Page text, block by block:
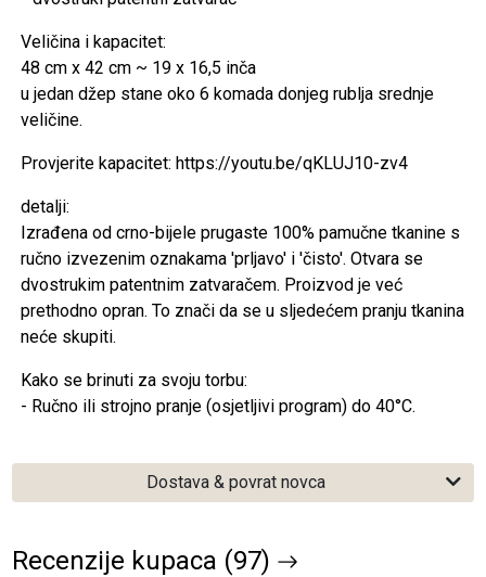
Veličina i kapacitet:
48 cm x 42 cm ~ 19 x 16,5 inča
u jedan džep stane oko 6 komada donjeg rublja srednje
veličine.
Provjerite kapacitet: https://youtu.be/qKLUJ10-zv4
detalji:
Izrađena od crno-bijele prugaste 100% pamučne tkanine s
ručno izvezenim oznakama 'prljavo' i 'čisto'. Otvara se
dvostrukim patentnim zatvaračem. Proizvod je već
prethodno opran. To znači da se u sljedećem pranju tkanina
neće skupiti.
Kako se brinuti za svoju torbu:
- Ručno ili strojno pranje (osjetljivi program) do 40°C.
Dostava & povrat novca
Recenzije kupaca (97)